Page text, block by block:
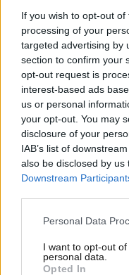
If you wish to opt-out
processing of your
targeted advertising by
section to confirm your
opt-out request is
interest-based ads
us or personal
your opt-out. You may
disclosure of your
IAB’s list of
also be disclosed by
Downstream
Personal Data
I want to opt-out
personal data.
Opted In
risalito fino alla
corso dell’ultima
della Ducati
Ecco che cosa si
Confronto
le parole
Ducati
Al termine della
Montmelò i due
Francesco Bagnaia
dialogo fra i due
riportato sul canale
come riportato